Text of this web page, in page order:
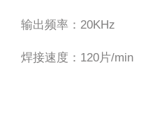
输出频率：20KHz
焊接速度：120片/min